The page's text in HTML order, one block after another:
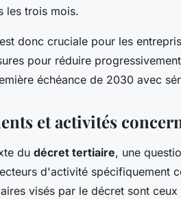
les trois mois.
donc cruciale pour les
pour réduire
échéance de 2030 avec
et activités
du décret tertiaire, une
d'activité spécifiquement
visés par le décret sont